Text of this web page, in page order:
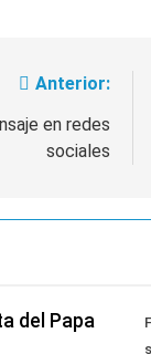
Anterior:
en redes
sociales
del Papa